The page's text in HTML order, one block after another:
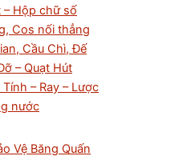
– Hộp chữ số
Cos nối thẳng
Cầu Chì, Đế
– Quạt Hút
– Ray – Lược
nước
Vệ Băng Quấn